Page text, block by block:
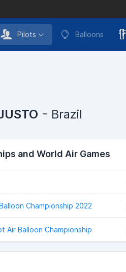
Pilots Balloons
- Brazil
and World Air Games
Championship 2022
Air Balloon Championship